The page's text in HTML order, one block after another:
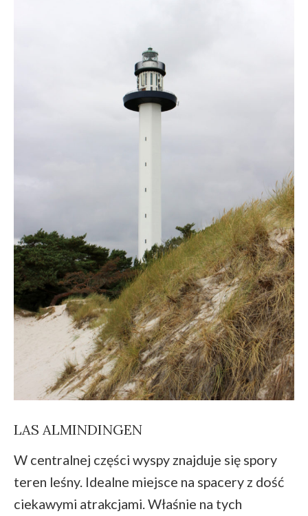
LAS ALMINDINGEN
W centralnej części wyspy znajduje się spory
teren leśny. Idealne miejsce na spacery z dość
ciekawymi atrakcjami. Właśnie na tych